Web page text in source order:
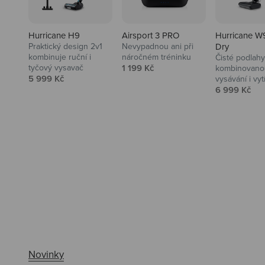
Hurricane H9
Praktický design 2v1
kombinuje ruční i
tyčový vysavač
Prodejní cena
5 999 Kč
Airsport 3 PRO
Nevypadnou ani při
náročném tréninku
Prodejní cena
1 199 Kč
Hurricane
Dry
Čisté
vysávání i
Prodejní cena
6 999 Kč